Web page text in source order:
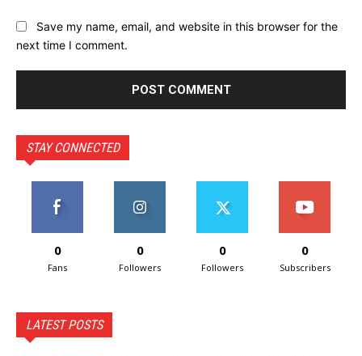
Save my name, email, and website in this browser for the
next time I comment.
STAY CONNECTED
0
Fans
0
Followers
0
Followers
0
Subscribers
LATEST POSTS